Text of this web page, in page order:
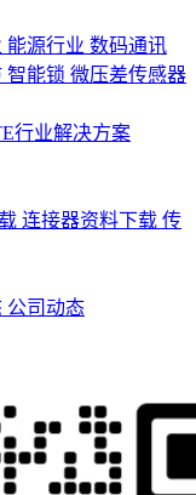
能源行业 数码通讯
智能锁 微压差传感器
行业解决方案
连接器资料下载 传
公司动态